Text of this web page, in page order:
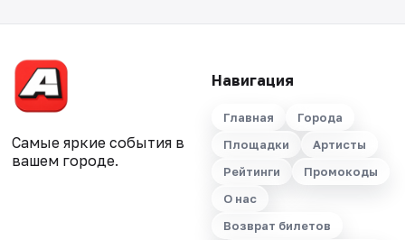
Самые яркие события в
вашем городе.
Навигация
Главная
Города
Площадки
Артисты
Рейтинги
Промокоды
О нас
Возврат билетов